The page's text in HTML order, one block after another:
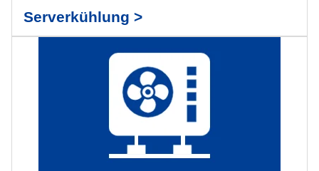
Serverkühlung >